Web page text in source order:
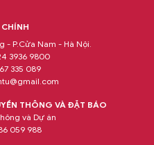
CHÍNH
- P.Cửa Nam - Hà Nội.
3936 9800
335 089
THÔNG VÀ ĐẶT BÁO
và Dự án
059 988